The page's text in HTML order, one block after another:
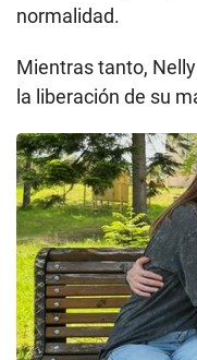
normalidad.
Mientras tanto,
la liberación de su